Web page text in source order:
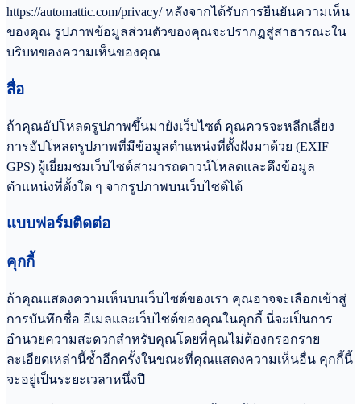
https://automattic.com/privacy/ หลังจากได้รับการยืนยันความเห็น
ของคุณ รูปภาพข้อมูลส่วนตัวของคุณจะปรากฏสู่สาธารณะใน
บริบทของความเห็นของคุณ
สื่อ
ถ้าคุณอัปโหลดรูปภาพขึ้นมายังเว็บไซต์ คุณควรจะหลีกเลี่ยง
การอัปโหลดรูปภาพที่มีข้อมูลตำแหน่งที่ตั้งฝังมาด้วย (EXIF
GPS) ผู้เยี่ยมชมเว็บไซต์สามารถดาวน์โหลดและดึงข้อมูล
ตำแหน่งที่ตั้งใด ๆ จากรูปภาพบนเว็บไซต์ได้
แบบฟอร์มติดต่อ
คุกกี้
ถ้าคุณแสดงความเห็นบนเว็บไซต์ของเรา คุณอาจจะเลือกเข้าสู่
การบันทึกชื่อ อีเมลและเว็บไซต์ของคุณในคุกกี้ นี่จะเป็นการ
อำนวยความสะดวกสำหรับคุณโดยที่คุณไม่ต้องกรอกราย
ละเอียดเหล่านี้ซ้ำอีกครั้งในขณะที่คุณแสดงความเห็นอื่น คุกกี้นี้
จะอยู่เป็นระยะเวลาหนึ่งปี